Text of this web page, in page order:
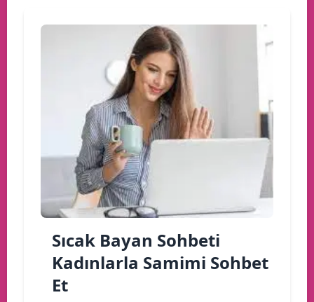
Sıcak Bayan Sohbeti
Kadınlarla Samimi Sohbet
Et